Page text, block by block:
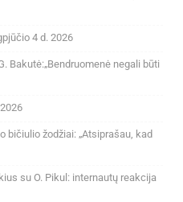
4 d. 2026
Bakutė:„Bendruomenė negali būti
bičiulio žodžiai: „Atsiprašau, kad
su O. Pikul: internautų reakcija